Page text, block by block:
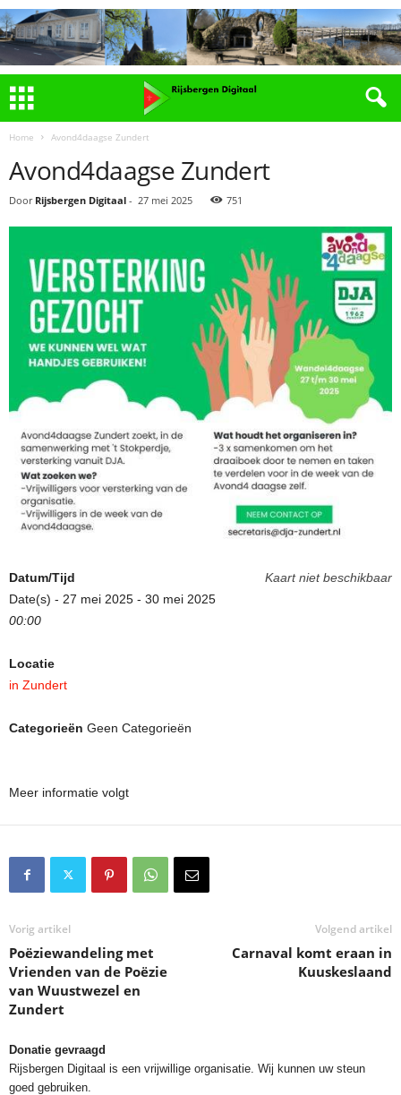
Home Avond4daagse Zundert
Avond4daagse Zundert
Door Rijsbergen Digitaal - 27 mei 2025 751
Kaart niet beschikbaar
Datum/Tijd
Date(s) - 27 mei 2025 - 30 mei 2025
00:00
Locatie
in Zundert
Categorieën Geen Categorieën
Meer informatie volgt
Vorig artikel
Poëziewandeling met
Vrienden van de Poëzie
van Wuustwezel en
Zundert
Volgend artikel
Carnaval komt eraan in
Kuuskeslaand
Donatie gevraagd
Rijsbergen Digitaal is een vrijwillige organisatie. Wij kunnen uw steun
goed gebruiken.